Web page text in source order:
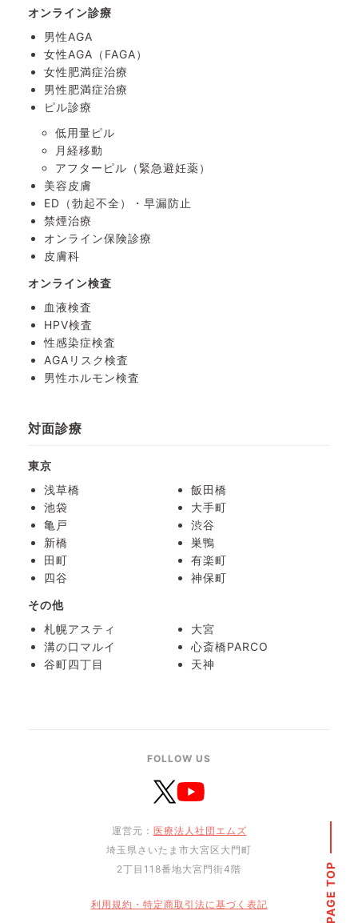
オンライン診療
男性AGA
女性AGA（FAGA）
女性肥満症治療
男性肥満症治療
ピル診療
低用量ピル
月経移動
アフターピル （緊急避妊薬）
美容皮膚
ED（勃起不全）・ 早漏防止
禁煙治療
オンライン保険診療
皮膚科
オンライン検査
血液検査
HPV検査
性感染症検査
AGAリスク検査
男性ホルモン検査
対面診療
東京
浅草橋
飯田橋
池袋
大手町
亀戸
渋谷
新橋
巣鴨
田町
有楽町
四谷
神保町
その他
札幌アスティ
大宮
溝の口マルイ
心斎橋PARCO
谷町四丁目
天神
FOLLOW US
運営元： 医療法人社団エムズ
埼玉県さいたま市大宮区大門町
2丁目118番地大宮門街4階
利用規約・特定商取引法に基づく表記 PAGE TOP